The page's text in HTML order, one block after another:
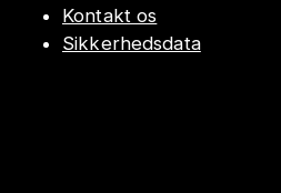
Kontakt os
Sikkerhedsdata